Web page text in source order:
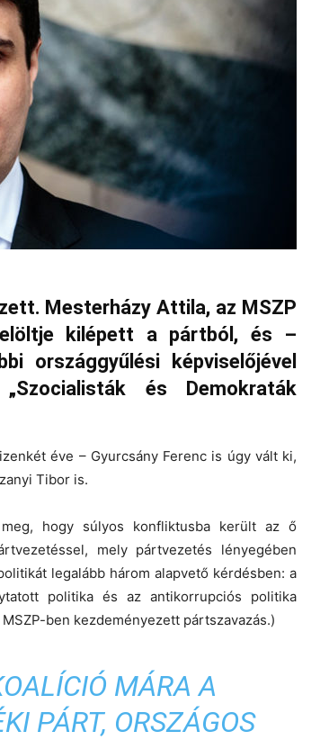
Mesterházy Attila, az MSZP
kilépett a pártból, és –
országgyűlési képviselőjével
és Demokraták
éve – Gyurcsány Ferenc is úgy vált ki,
Tibor is.
hogy súlyos konfliktusba került az ő
mely pártvezetés lényegében
legalább három alapvető kérdésben: a
politika és az antikorrupciós politika
ben kezdeményezett pártszavazás.)
MÁRA A
PÁRT, ORSZÁGOS